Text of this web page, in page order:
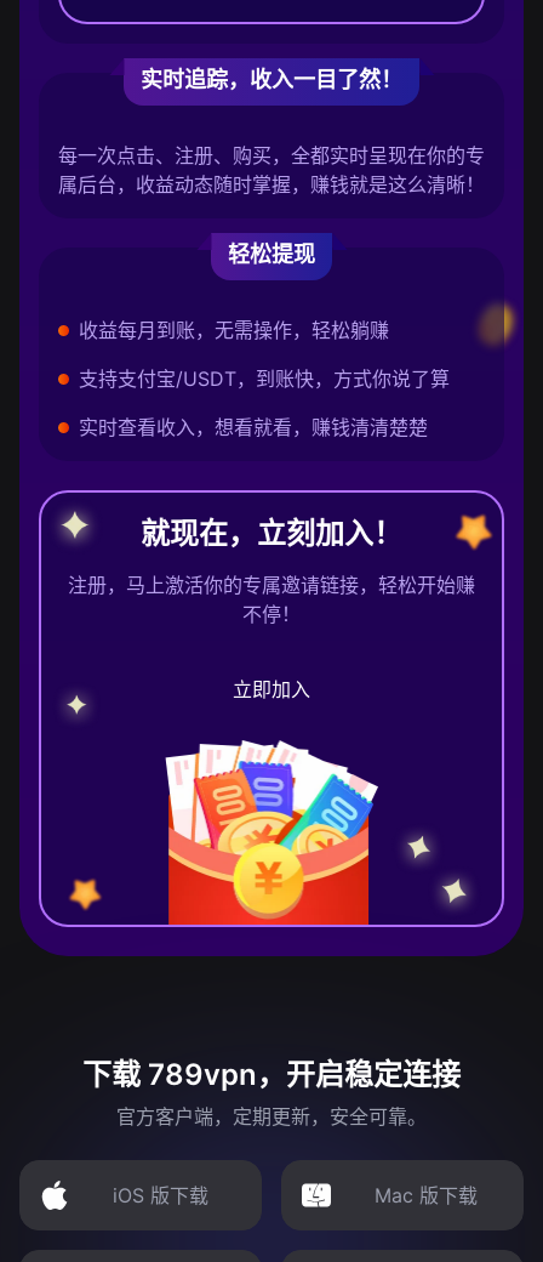
实时追踪，收入一目了然！
每一次点击、注册、购买，全都实时呈现在你的专
属后台，收益动态随时掌握，赚钱就是这么清晰！
轻松提现
收益每月到账，无需操作，轻松躺赚
支持支付宝/USDT，到账快，方式你说了算
实时查看收入，想看就看，赚钱清清楚楚
就现在，立刻加入！
注册，马上激活你的专属邀请链接，轻松开始赚
不停！
立即加入
下载 789vpn，开启稳定连接
官方客户端，定期更新，安全可靠。
iOS 版下载 Mac 版下载